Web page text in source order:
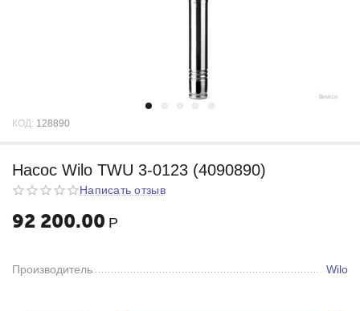
КОД: 128890
Насос Wilo TWU 3-0123 (4090890)
Написать отзыв
92 200.00 Р
Производитель Wilo